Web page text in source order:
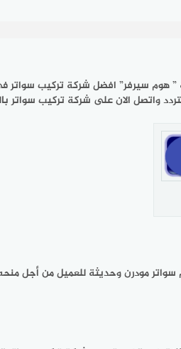
” هوم سيرفر” افضل شركة تركيب
واتصل الان على شركة تركيب سواتر
مودرن وحديثة للعميل من أجل